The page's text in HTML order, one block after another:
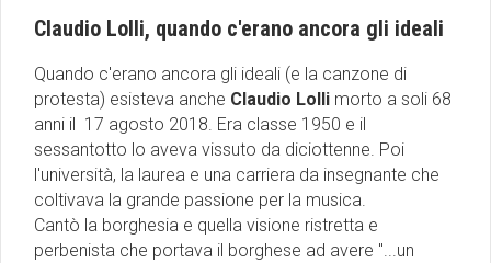
Claudio Lolli, quando c'erano ancora gli ideali
Quando c'erano ancora gli ideali (e la canzone di
protesta) esisteva anche Claudio Lolli morto a soli 68
anni il 17 agosto 2018. Era classe 1950 e il
sessantotto lo aveva vissuto da diciottenne. Poi
l'università, la laurea e una carriera da insegnante che
coltivava la grande passione per la musica.
Cantò la borghesia e quella visione ristretta e
perbenista che portava il borghese ad avere ''...un